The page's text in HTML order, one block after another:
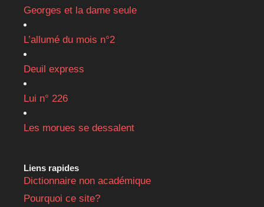
Georges et la dame seule
L’allumé du mois n°2
Deuil express
Lui n° 226
Les morues se dessalent
Liens rapides
Dictionnaire non académique
Pourquoi ce site?